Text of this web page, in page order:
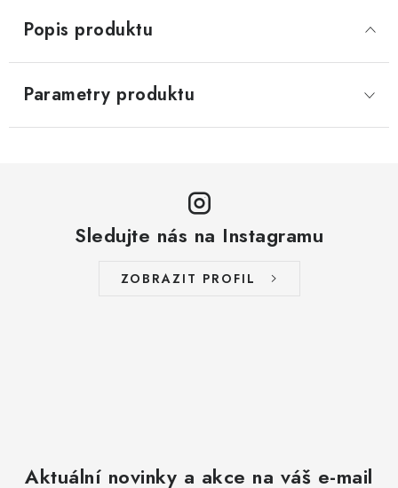
Popis produktu
Parametry produktu
Sledujte nás na Instagramu
ZOBRAZIT PROFIL
Aktuální novinky a akce na váš e-mail